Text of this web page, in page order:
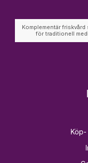
Komplementär
för traditionell